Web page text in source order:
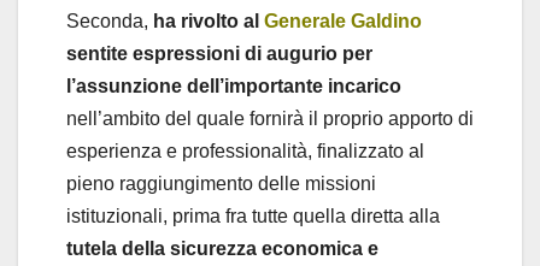
Seconda, ha rivolto al Generale Galdino
sentite espressioni di augurio per
l’assunzione dell’importante incarico
nell’ambito del quale fornirà il proprio apporto di
esperienza e professionalità, finalizzato al
pieno raggiungimento delle missioni
istituzionali, prima fra tutte quella diretta alla
tutela della sicurezza economica e